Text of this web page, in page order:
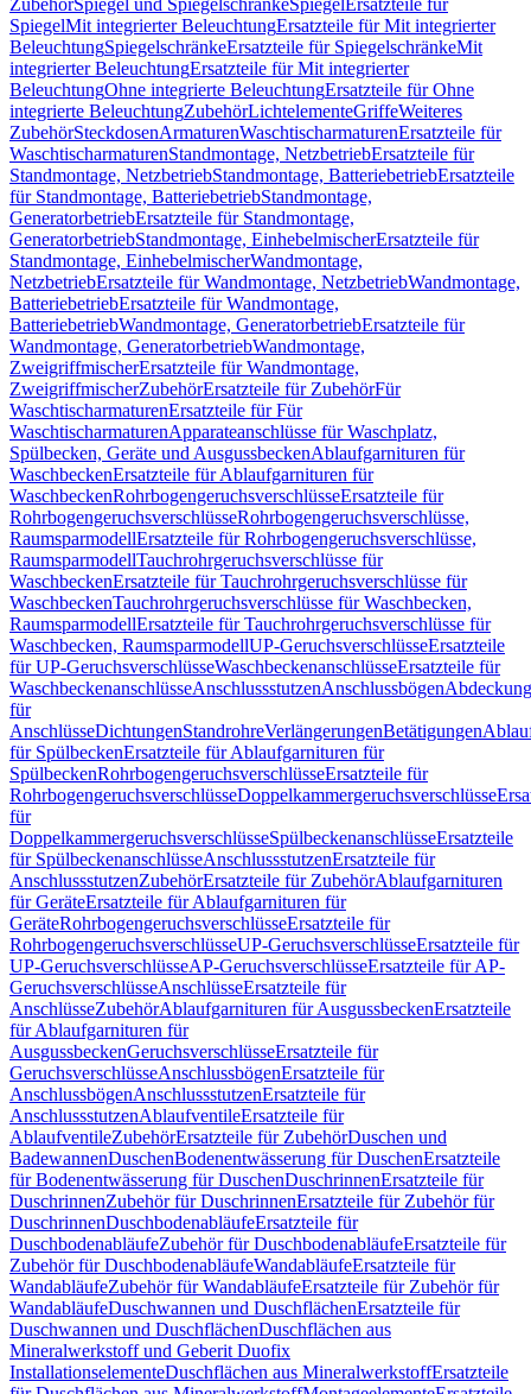
ZubehörSpiegel und SpiegelschränkeSpiegel Ersatzteile für
SpiegelMit integrierter BeleuchtungErsatzteile für Mit integrierter
BeleuchtungSpiegelschränkeErsatzteile für SpiegelschränkeMit
integrierter BeleuchtungErsatzteile für Mit integrierter
BeleuchtungOhne integrierte BeleuchtungErsatzteile für Ohne
integrierte BeleuchtungZubehörLichtelementeGriffeWeiteres
ZubehörSteckdosenArmaturenWaschtischarmaturenErsatzteile für
WaschtischarmaturenStandmontage, NetzbetriebErsatzteile für
Standmontage, NetzbetriebStandmontage, BatteriebetriebErsatzteile
für Standmontage, BatteriebetriebStandmontage,
GeneratorbetriebErsatzteile für Standmontage,
GeneratorbetriebStandmontage, EinhebelmischerErsatzteile für
Standmontage, EinhebelmischerWandmontage,
NetzbetriebErsatzteile für Wandmontage, NetzbetriebWandmontage,
BatteriebetriebErsatzteile für Wandmontage,
BatteriebetriebWandmontage, GeneratorbetriebErsatzteile für
Wandmontage, GeneratorbetriebWandmontage,
ZweigriffmischerErsatzteile für Wandmontage,
ZweigriffmischerZubehörErsatzteile für ZubehörFür
WaschtischarmaturenErsatzteile für Für
WaschtischarmaturenApparateanschlüsse für Waschplatz,
Spülbecken, Geräte und AusgussbeckenAblaufgarnituren für
WaschbeckenErsatzteile für Ablaufgarnituren für
WaschbeckenRohrbogengeruchsverschlüsseErsatzteile für
RohrbogengeruchsverschlüsseRohrbogengeruchsverschlüsse,
RaumsparmodellErsatzteile für Rohrbogengeruchsverschlüsse,
RaumsparmodellTauchrohrgeruchsverschlüsse für
WaschbeckenErsatzteile für Tauchrohrgeruchsverschlüsse für
WaschbeckenTauchrohrgeruchsverschlüsse für Waschbecken,
RaumsparmodellErsatzteile für Tauchrohrgeruchsverschlüsse für
Waschbecken, RaumsparmodellUP-GeruchsverschlüsseErsatzteile
für UP-GeruchsverschlüsseWaschbeckenanschlüsseErsatzteile für
WaschbeckenanschlüsseAnschlussstutzenAnschlussbögen
für
AnschlüsseDichtungenStandrohreVerlängerungenBetätigungen
für SpülbeckenErsatzteile für Ablaufgarnituren für
SpülbeckenRohrbogengeruchsverschlüsseErsatzteile für
RohrbogengeruchsverschlüsseDoppelkammergeruchsverschlüsse
für
DoppelkammergeruchsverschlüsseSpülbeckenanschlüsseErsatzteile
für SpülbeckenanschlüsseAnschlussstutzenErsatzteile für
AnschlussstutzenZubehörErsatzteile für ZubehörAblaufgarnituren
für GeräteErsatzteile für Ablaufgarnituren für
GeräteRohrbogengeruchsverschlüsseErsatzteile für
RohrbogengeruchsverschlüsseUP-GeruchsverschlüsseErsatzteile für
UP-GeruchsverschlüsseAP-GeruchsverschlüsseErsatzteile für AP-
GeruchsverschlüsseAnschlüsseErsatzteile für
AnschlüsseZubehörAblaufgarnituren für AusgussbeckenErsatzteile
für Ablaufgarnituren für
AusgussbeckenGeruchsverschlüsseErsatzteile für
GeruchsverschlüsseAnschlussbögenErsatzteile für
AnschlussbögenAnschlussstutzenErsatzteile für
AnschlussstutzenAblaufventileErsatzteile für
AblaufventileZubehörErsatzteile für ZubehörDuschen und
BadewannenDuschenBodenentwässerung für DuschenErsatzteile
für Bodenentwässerung für DuschenDuschrinnenErsatzteile für
DuschrinnenZubehör für DuschrinnenErsatzteile für Zubehör für
DuschrinnenDuschbodenabläufeErsatzteile für
DuschbodenabläufeZubehör für DuschbodenabläufeErsatzteile für
Zubehör für DuschbodenabläufeWandabläufeErsatzteile für
WandabläufeZubehör für WandabläufeErsatzteile für Zubehör für
WandabläufeDuschwannen und DuschflächenErsatzteile für
Duschwannen und DuschflächenDuschflächen aus
Mineralwerkstoff und Geberit Duofix
InstallationselementeDuschflächen aus MineralwerkstoffErsatzteile